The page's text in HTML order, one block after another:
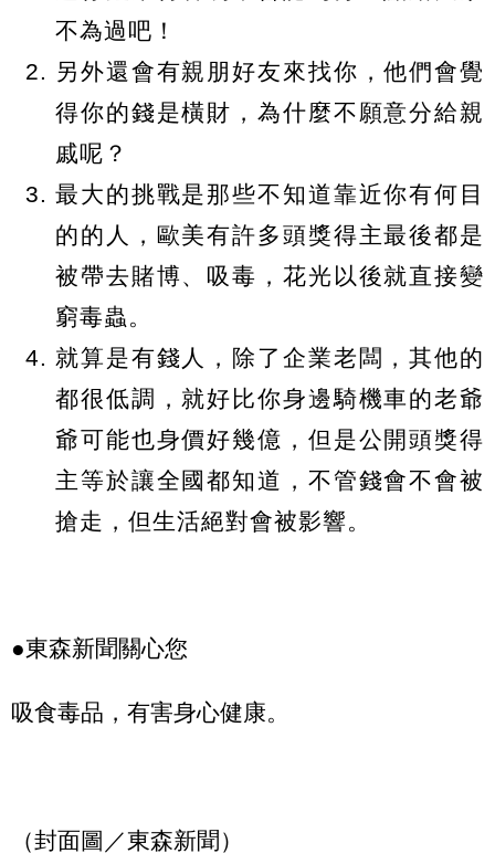
不為過吧！
另外還會有親朋好友來找你，他們會覺
得你的錢是橫財，為什麼不願意分給親
戚呢？
最大的挑戰是那些不知道靠近你有何目
的的人，歐美有許多頭獎得主最後都是
被帶去賭博、吸毒，花光以後就直接變
窮毒蟲。
就算是有錢人，除了企業老闆，其他的
都很低調，就好比你身邊騎機車的老爺
爺可能也身價好幾億，但是公開頭獎得
主等於讓全國都知道，不管錢會不會被
搶走，但生活絕對會被影響。
●東森新聞關心您
吸食毒品，有害身心健康。
（封面圖／東森新聞）